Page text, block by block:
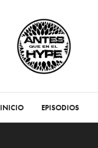
INICIO EPISODIOS